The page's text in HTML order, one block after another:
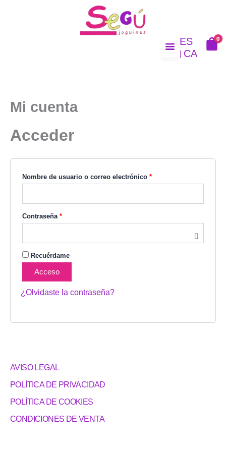
ES
CA
0
Mi cuenta
Acceder
Nombre de usuario o correo electrónico *
Contraseña *
Obligatorio
Recuérdame
Acceso
¿Olvidaste la contraseña?
AVISO LEGAL
POLÍTICA DE PRIVACIDAD
POLÍTICA DE COOKIES
CONDICIONES DE VENTA